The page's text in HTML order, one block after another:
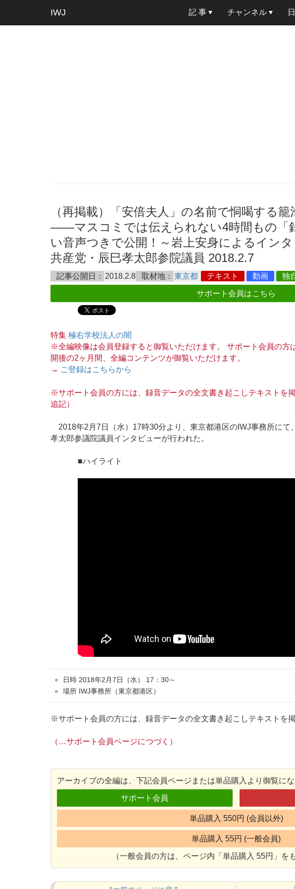
IWJ 記 事 チャンネル
（再掲載）「安倍夫人」の名前で恫喝する
――マスコミでは伝えられない4時間もの「
い音声つきで公開！～岩上安身によるイン
共産党・辰巳孝太郎参院議員 2018.2.7
記事公開日： 2018.2.8 取材地： 東京都 テキスト 動画 独
サポート会員はこちら
特集 極右学校法人の闇
※全編映像は会員登録すると御覧いただけます。 サポート会員の方
開後の2ヶ月間、全編コンテンツが御覧いただけます。
→ ご登録はこちらから
※サポート会員の方には、録音データの全文書き起こしテキストを
追記）
2018年2月7日（水）17時30分より、東京都港区のIWJ事務所にて
孝太郎参議院議員インタビューが行われた。
■ハイライト
日時 2018年2月7日（水） 17：30～
場所 IWJ事務所（東京都港区）
※サポート会員の方には、録音データの全文書き起こしテキストを掲
（…サポート会員ページにつづく）
アーカイブの全編は、下記会員ページまたは単品購入より御覧にな
サポート会員
単品購入 550円 (会員以外)
単品購入 55円 (一般会員)
（一般会員の方は、ページ内「単品購入 55円」を